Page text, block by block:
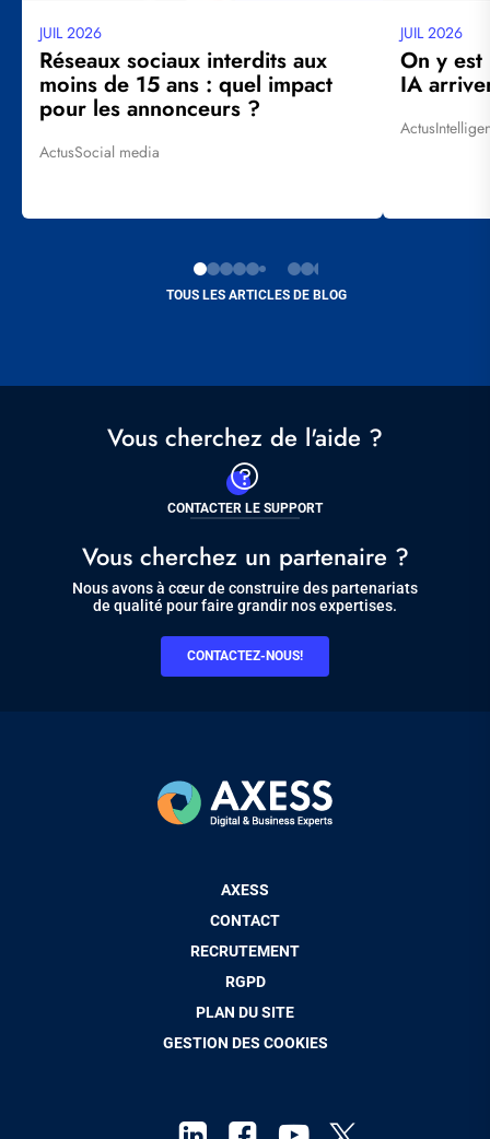
TOUS LES ARTICLES DE BLOG
Date
mise
à
jour
JUIL 2026
Réseaux sociaux interdits aux
moins de 15 ans : quel impact
pour les annonceurs ?
Tags
ActusSocial media
Date
mise
à
jour
JUIL 2026
On y
IA
Tags
Actus
Vous cherchez de l'aide ?
CONTACTER LE SUPPORT
Vous cherchez un partenaire ?
Nous avons à cœur de construire des partenariats
de qualité pour faire grandir nos expertises.
CONTACTEZ-NOUS!
AXESS
CONTACT
RECRUTEMENT
RGPD
PLAN DU SITE
GESTION DES COOKIES